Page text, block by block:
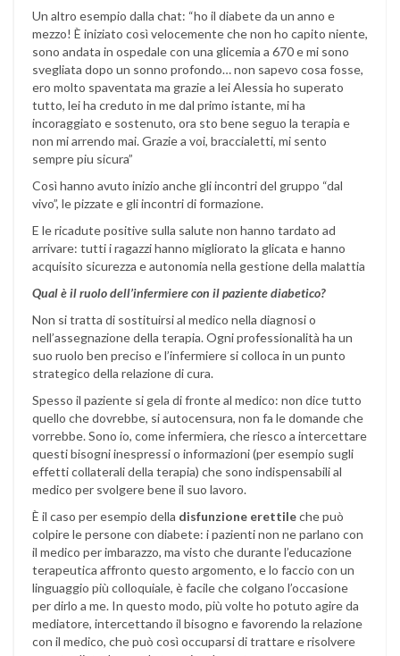
Un altro esempio dalla chat: “ho il diabete da un anno e
mezzo! È iniziato così velocemente che non ho capito niente,
sono andata in ospedale con una glicemia a 670 e mi sono
svegliata dopo un sonno profondo… non sapevo cosa fosse,
ero molto spaventata ma grazie a lei Alessia ho superato
tutto, lei ha creduto in me dal primo istante, mi ha
incoraggiato e sostenuto, ora sto bene seguo la terapia e
non mi arrendo mai. Grazie a voi, braccialetti, mi sento
sempre piu sicura”
Così hanno avuto inizio anche gli incontri del gruppo “dal
vivo”, le pizzate e gli incontri di formazione.
E le ricadute positive sulla salute non hanno tardato ad
arrivare: tutti i ragazzi hanno migliorato la glicata e hanno
acquisito sicurezza e autonomia nella gestione della malattia
Qual è il ruolo dell’infermiere con il paziente diabetico?
Non si tratta di sostituirsi al medico nella diagnosi o
nell’assegnazione della terapia. Ogni professionalità ha un
suo ruolo ben preciso e l’infermiere si colloca in un punto
strategico della relazione di cura.
Spesso il paziente si gela di fronte al medico: non dice tutto
quello che dovrebbe, si autocensura, non fa le domande che
vorrebbe. Sono io, come infermiera, che riesco a intercettare
questi bisogni inespressi o informazioni (per esempio sugli
effetti collaterali della terapia) che sono indispensabili al
medico per svolgere bene il suo lavoro.
È il caso per esempio della disfunzione erettileche può
colpire le persone con diabete: i pazienti non ne parlano con
il medico per imbarazzo, ma visto che durante l’educazione
terapeutica affronto questo argomento, e lo faccio con un
linguaggio più colloquiale, è facile che colgano l’occasione
per dirlo a me. In questo modo, più volte ho potuto agire da
mediatore, intercettando il bisogno e favorendo la relazione
con il medico, che può così occuparsi di trattare e risolvere